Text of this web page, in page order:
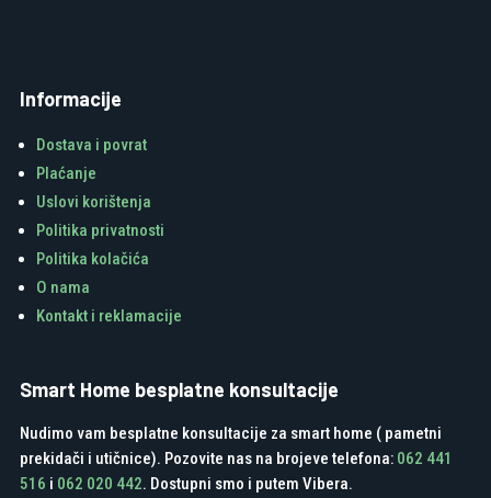
Informacije
Dostava i povrat
Plaćanje
Uslovi korištenja
Politika privatnosti
Politika kolačića
O nama
Kontakt i reklamacije
Smart Home besplatne konsultacije
Nudimo vam besplatne konsultacije za smart home ( pametni
prekidači i utičnice). Pozovite nas na brojeve telefona: 062 441
516 i 062 020 442. Dostupni smo i putem Vibera.